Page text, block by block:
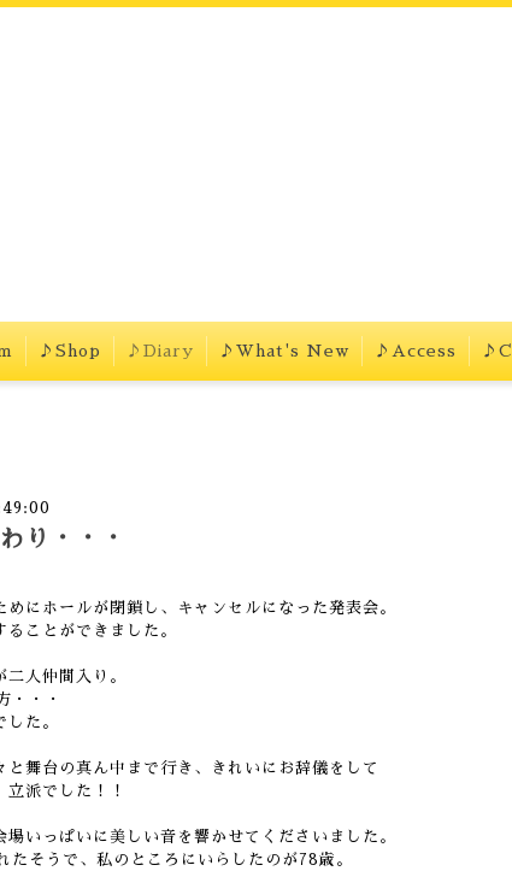
♪Shop ♪Diary ♪What's New ♪Access
り・・・
めにホールが閉鎖し、キャンセルになった発表会。
ことができました。
人仲間入り。
・・・
た。
と舞台の真ん中まで行き、きれいにお辞儀をして
派でした！！
場いっぱいに美しい音を響かせてくださいました。
たそうで、私のところにいらしたのが78歳。